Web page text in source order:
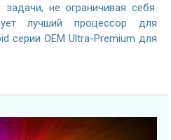
не ограничивая себя.
лучший процессор для
серии OEM Ultra-Premium для